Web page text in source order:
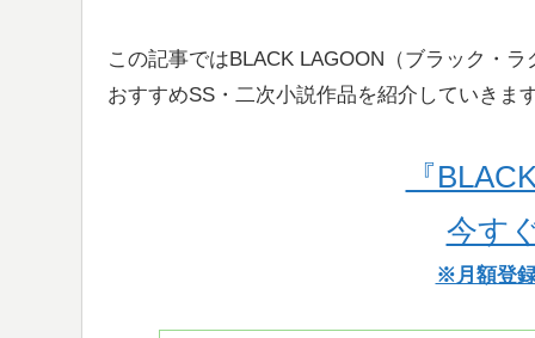
この記事ではBLACK LAGOON（ブラック・ラ
おすすめSS・二次小説作品を紹介していきま
『
今す
※月額登